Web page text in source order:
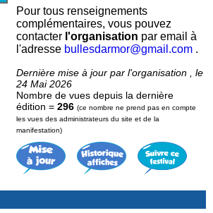
Pour tous renseignements
complémentaires, vous pouvez
contacter l'organisation par email à
l'adresse bullesdarmor@gmail.com .
Dernière mise à jour par l'organisation , le
24 Mai 2026
Nombre de vues depuis la dernière
édition = 296 (ce nombre ne prend pas en compte
les vues des administrateurs du site et de la
manifestation)